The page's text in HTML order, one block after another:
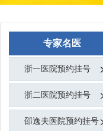
专家名医
浙一医院预约挂号
浙二医院预约挂号
邵逸夫医院预约挂号